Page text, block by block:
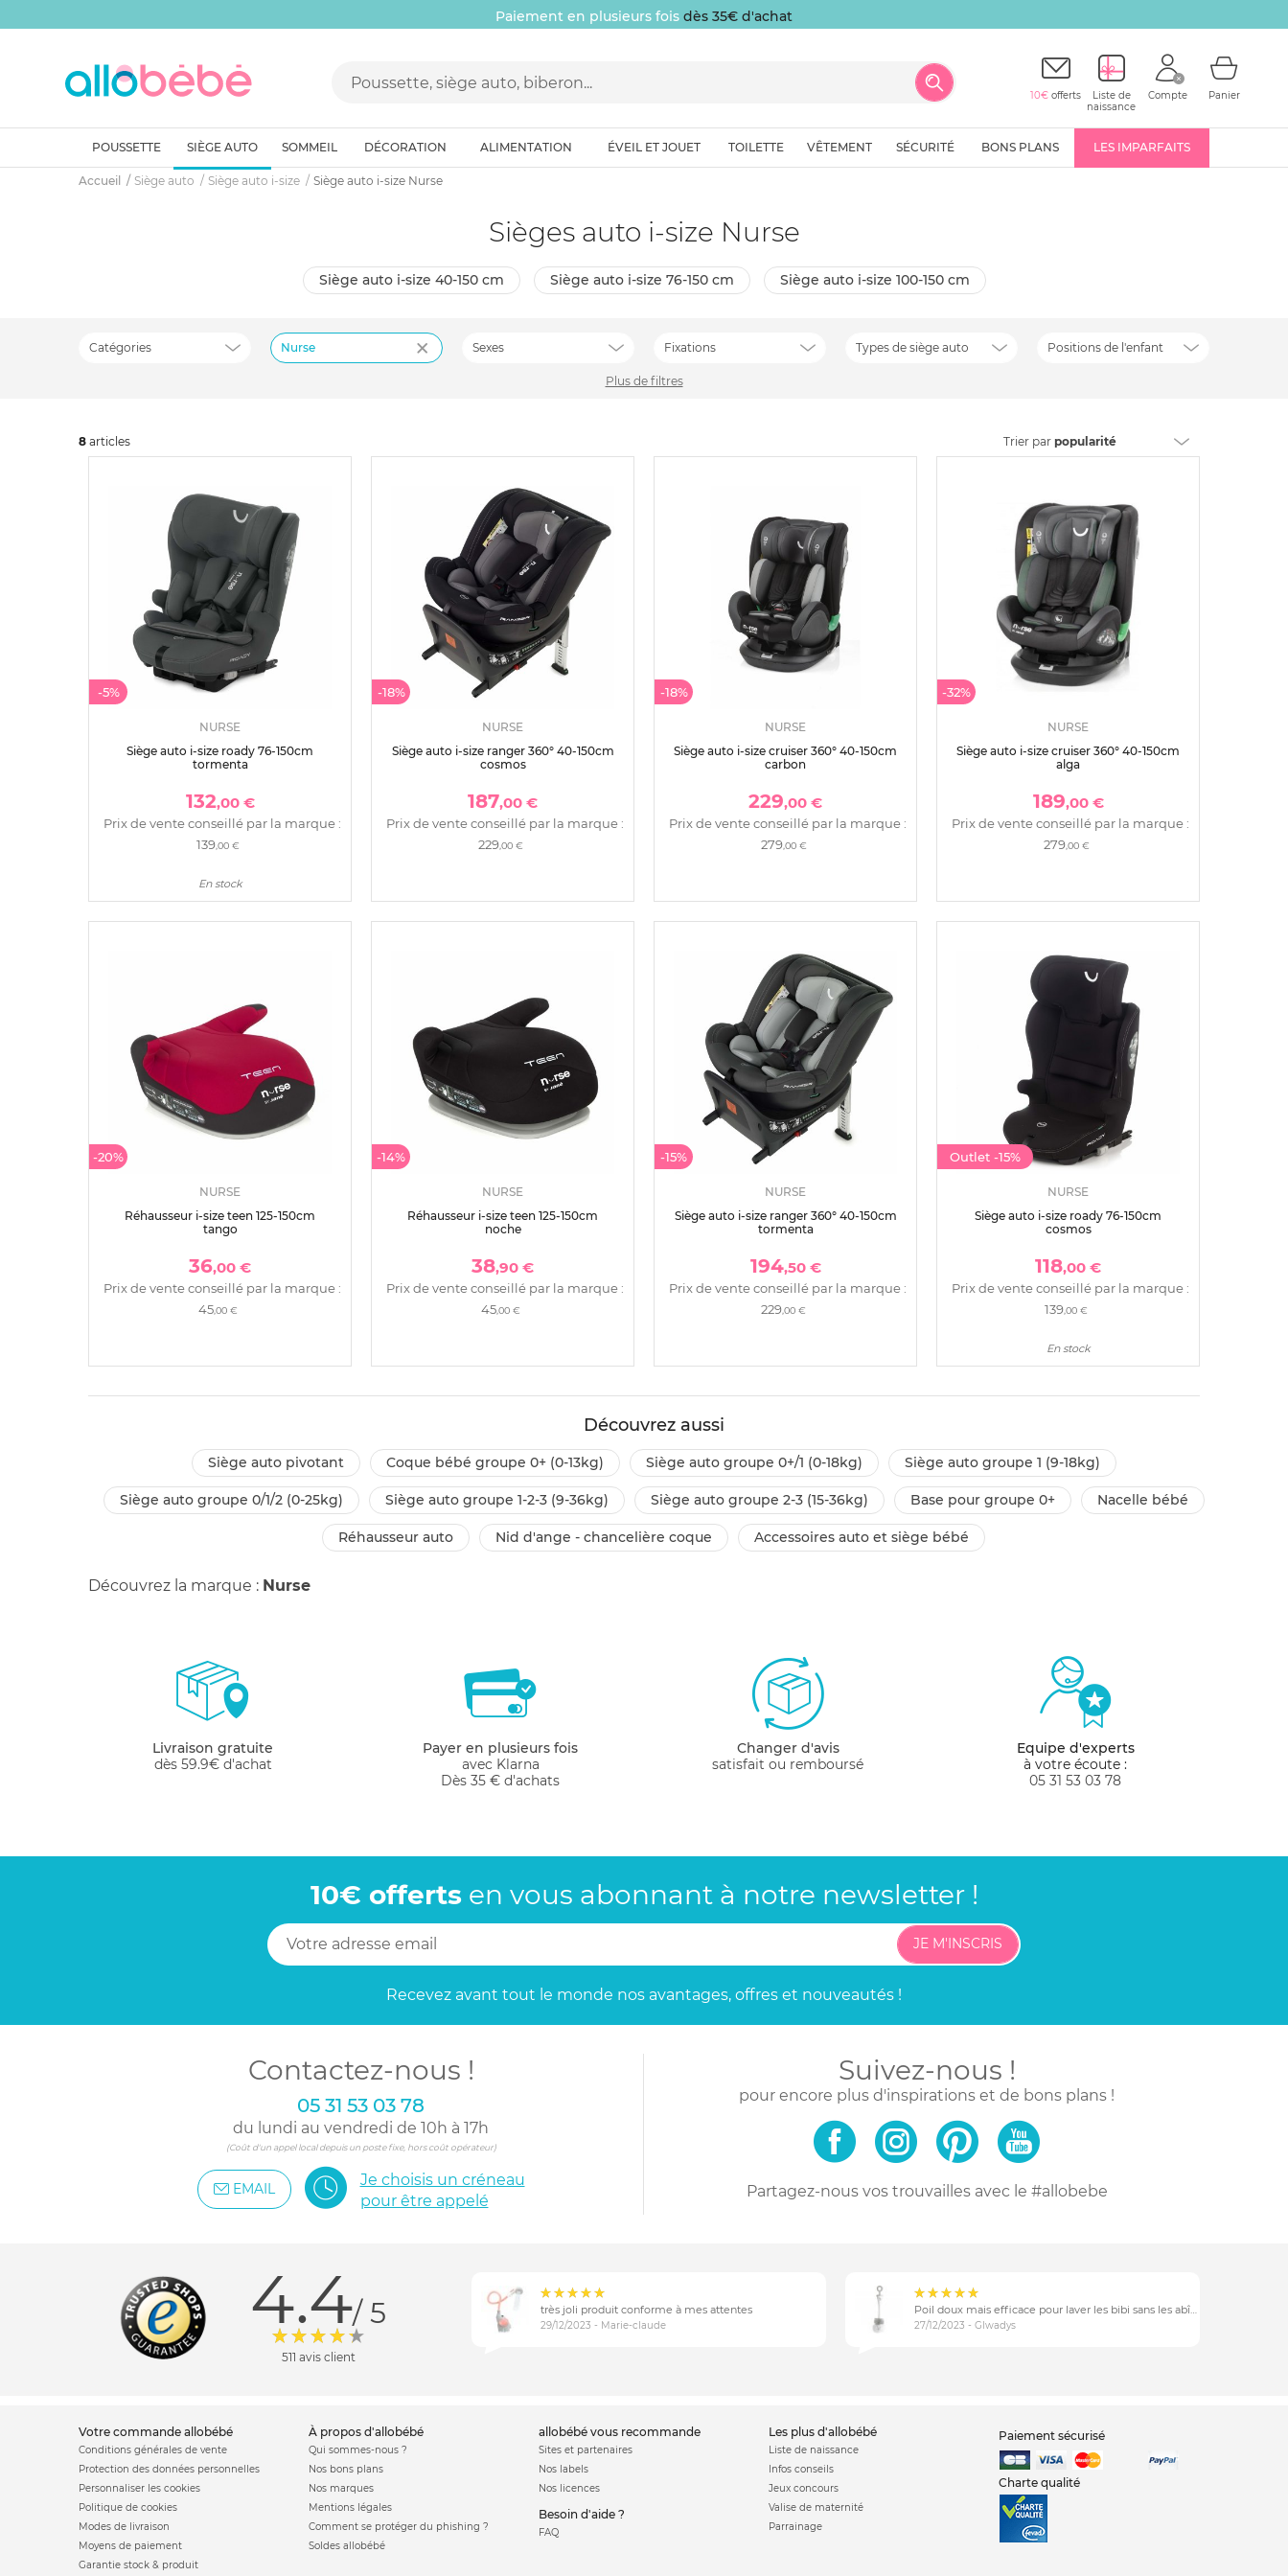
Paiement en plusieurs fois dès 35€ d'achat
10€ offerts
Liste de
naissance
Compte Panier
POUSSETTE SIÈGE AUTO SOMMEIL DÉCORATION ALIMENTATION ÉVEIL ET JOUET TOILETTE VÊTEMENT SÉCURITÉ BONS PLANS LES IMPARFAITS
Accueil Siège auto Siège auto i-size Siège auto i-size Nurse
Sièges auto i-size Nurse
siège auto i-size 40-150 cm siège auto i-size 76-150 cm siège auto i-size 100-150 cm
Catégories Nurse Sexes Fixations Types de siège auto Positions de l'enfant
Plus de filtres
8 articles Trier par popularité
-5%
NURSE
Siège auto i-size roady 76-150cm
tormenta
132,00 €
Prix de vente conseillé par la marque :
139,00 €
En stock
-18%
NURSE
Siège auto i-size ranger 360° 40-150cm
cosmos
187,00 €
Prix de vente conseillé par la marque :
229,00 €
-18%
NURSE
Siège auto i-size cruiser 360° 40-150cm
carbon
229,00 €
Prix de vente conseillé par la marque :
279,00 €
-32%
NURSE
Siège auto i-size cruiser 360° 40-150cm
alga
189,00 €
Prix de vente conseillé par la marque :
279,00 €
-20%
NURSE
Réhausseur i-size teen 125-150cm
tango
36,00 €
Prix de vente conseillé par la marque :
45,00 €
-14%
NURSE
Réhausseur i-size teen 125-150cm
noche
38,90 €
Prix de vente conseillé par la marque :
45,00 €
-15%
NURSE
Siège auto i-size ranger 360° 40-150cm
tormenta
194,50 €
Prix de vente conseillé par la marque :
229,00 €
Outlet -15%
NURSE
Siège auto i-size roady 76-150cm
cosmos
118,00 €
Prix de vente conseillé par la marque :
139,00 €
En stock
Découvrez aussi
siège auto pivotant coque bébé groupe 0+ (0-13kg) siège auto groupe 0+/1 (0-18kg) siège auto groupe 1 (9-18kg)
siège auto groupe 0/1/2 (0-25kg) siège auto groupe 1-2-3 (9-36kg) siège auto groupe 2-3 (15-36kg) base pour groupe 0+ nacelle bébé
réhausseur auto nid d'ange - chancelière coque accessoires auto et siège bébé
Découvrez la marque : Nurse
Livraison gratuite
dès 59.9€ d'achat
Payer en plusieurs fois
avec Klarna
Dès 35 € d'achats
Changer d'avis
satisfait ou remboursé
Equipe d'experts
à votre écoute :
05 31 53 03 78
10€ offertsen vous abonnantà notre newsletter !
JE M'INSCRIS
Recevez avant tout le monde nos avantages, offres et nouveautés !
Contactez-nous !
05 31 53 03 78
du lundi au vendredi de 10h à 17h
(Coût d'un appel local depuis un poste fixe, hors coût opérateur)
EMAIL
Je choisis un créneau
pour être appelé
Suivez-nous !
pour encore plus d'inspirations et de bons plans !
Partagez-nous vos trouvaillesavec le #allobebe
4.4/ 5
511 avis client
très joli produit conforme à mes attentes
29/12/2023 - Marie-claude 27/12/2023 - Glwadys
votre commande allobébé
Conditions générales de vente
Protection des données personnelles
Personnaliser les cookies
Politique de cookies
Modes de livraison
Moyens de paiement
Garantie stock & produit
à propos d'allobébé
Qui sommes-nous ?
Nos bons plans
Nos marques
Mentions légales
Comment se protéger du phishing ?
Soldes allobébé
allobébé vous recommande
Sites et partenaires
Nos labels
Nos licences
Besoin d'aide ?
FAQ
les plus d'allobébé
Liste de naissance
Infos conseils
Jeux concours
Valise de maternité
Parrainage
Paiement sécurisé
Charte qualité